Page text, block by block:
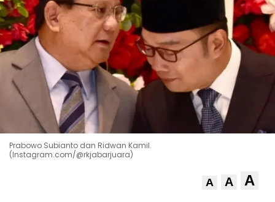
Prabowo Subianto dan Ridwan Kamil.
(Instagram.com/@rkjabarjuara)
A A A